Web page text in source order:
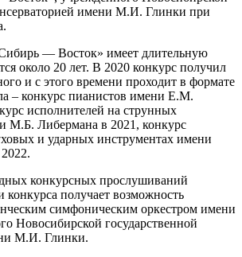
имени М.И. Глинки при
— Восток» имеет длительную
около 20 лет. В 2020 конкурс получил
и с этого времени проходит в формате
– конкурс пианистов имени Е.М.
исполнителей на струнных
М.Б. Либермана в 2021, конкурс
и ударных инструментах имени
конкурсных прослушиваний
конкурса получает возможность
симфоническим оркестром имени
Новосибирской государственной
М.И. Глинки.